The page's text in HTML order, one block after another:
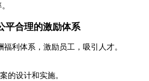
平合理的激励体系
利体系，激励员工，吸引人才。
的设计和实施。